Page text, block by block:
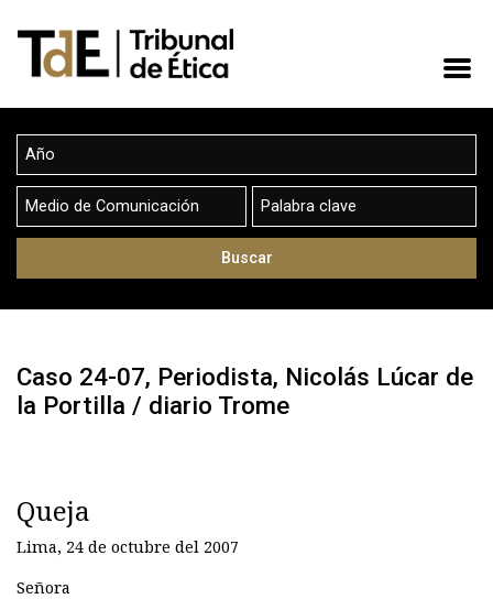
Caso 24-07, Periodista, Nicolás Lúcar de
la Portilla / diario Trome
Queja
Lima, 24 de octubre del 2007
Señora